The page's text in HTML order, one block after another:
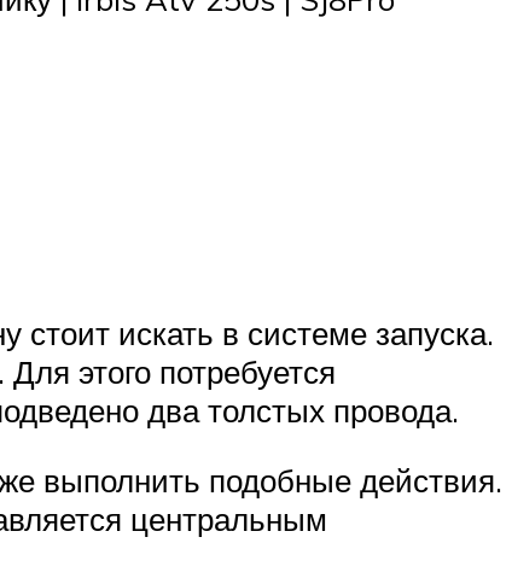
искать в системе запуска.
этого потребуется
два толстых провода.
выполнить подобные действия.
центральным